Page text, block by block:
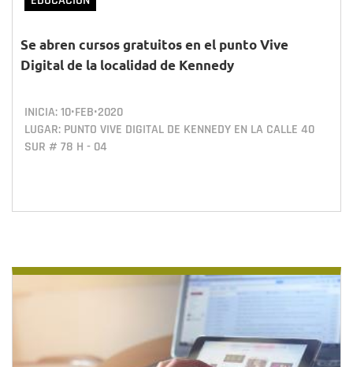
Se abren cursos gratuitos en el punto Vive
Digital de la localidad de Kennedy
INICIA:10•FEB•2020
LUGAR: PUNTO VIVE DIGITAL DE KENNEDY EN LA CALLE 40
SUR # 78 H - 04